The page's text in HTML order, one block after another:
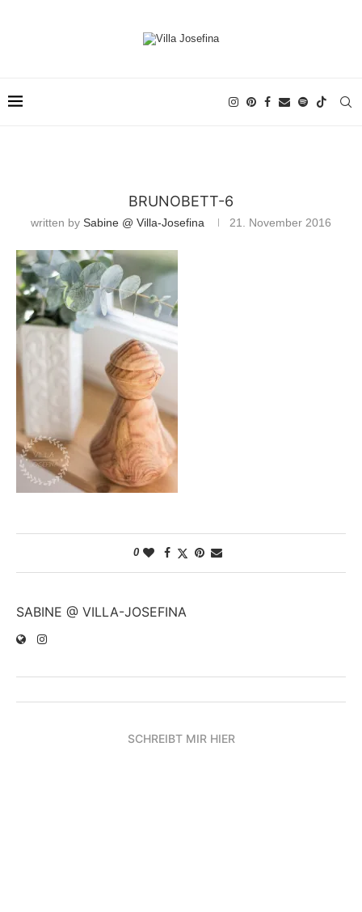
BRUNOBETT-6
written by Sabine @ Villa-Josefina 21. November 2016
0
SABINE @ VILLA-JOSEFINA
SCHREIBT MIR HIER